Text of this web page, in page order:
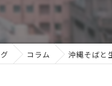
お
コラム 沖縄そばと